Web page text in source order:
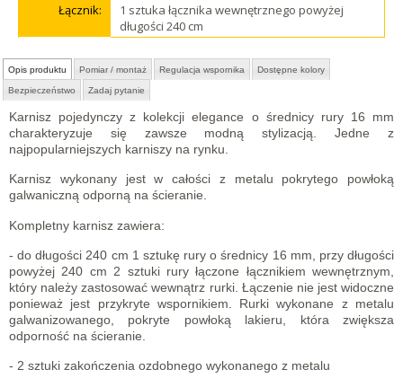
Łącznik:
1 sztuka łącznika wewnętrznego powyżej
długości 240 cm
Opis produktu Pomiar / montaż Regulacja wspornika Dostępne kolory
Bezpieczeństwo Zadaj pytanie
Karnisz pojedynczy z kolekcji elegance o średnicy rury 16 mm
charakteryzuje się zawsze modną stylizacją. Jedne z
najpopularniejszych karniszy na rynku.
Karnisz wykonany jest w całości z metalu pokrytego powłoką
galwaniczną odporną na ścieranie.
Kompletny karnisz zawiera:
- do długości 240 cm 1 sztukę rury o średnicy 16 mm, przy długości
powyżej 240 cm 2 sztuki rury łączone łącznikiem wewnętrznym,
który należy zastosować wewnątrz rurki. Łączenie nie jest widoczne
ponieważ jest przykryte wspornikiem. Rurki wykonane z metalu
galwanizowanego, pokryte powłoką lakieru, która zwiększa
odporność na ścieranie.
- 2 sztuki zakończenia ozdobnego wykonanego z metalu